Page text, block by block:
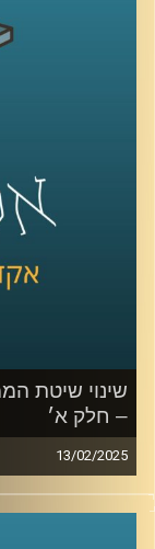
החדשה, אילו
פרק נוסף עם
למדיניות
ויו״ר מועצת
קרדיט תמונות:
שינוי שיטת
– חלק א׳
13/02/2025
השנה וחצי
שלנו, בין אם